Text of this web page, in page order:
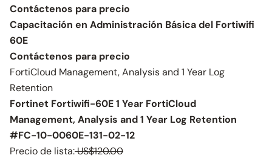
Contáctenos para precio
Capacitación en Administración Básica del Fortiwifi
60E
Contáctenos para precio
FortiCloud Management, Analysis and 1 Year Log
Retention
Fortinet Fortiwifi-60E 1 Year FortiCloud
Management, Analysis and 1 Year Log Retention
#FC-10-0060E-131-02-12
Precio de lista:US$120.00